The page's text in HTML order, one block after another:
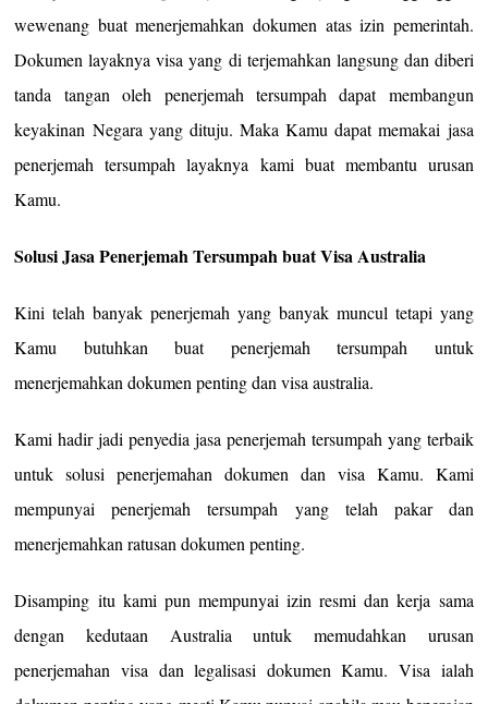
wewenang buat menerjemahkan dokumen atas izin pemerintah.
Dokumen layaknya visa yang di terjemahkan langsung dan diberi
tanda tangan oleh penerjemah tersumpah dapat membangun
keyakinan Negara yang dituju. Maka Kamu dapat memakai jasa
penerjemah tersumpah layaknya kami buat membantu urusan
Kamu.
Solusi Jasa Penerjemah Tersumpah buat Visa Australia
Kini telah banyak penerjemah yang banyak muncul tetapi yang
Kamu butuhkan buat penerjemah tersumpah untuk
menerjemahkan dokumen penting dan visa australia.
Kami hadir jadi penyedia jasa penerjemah tersumpah yang terbaik
untuk solusi penerjemahan dokumen dan visa Kamu. Kami
mempunyai penerjemah tersumpah yang telah pakar dan
menerjemahkan ratusan dokumen penting.
Disamping itu kami pun mempunyai izin resmi dan kerja sama
dengan kedutaan Australia untuk memudahkan urusan
penerjemahan visa dan legalisasi dokumen Kamu. Visa ialah